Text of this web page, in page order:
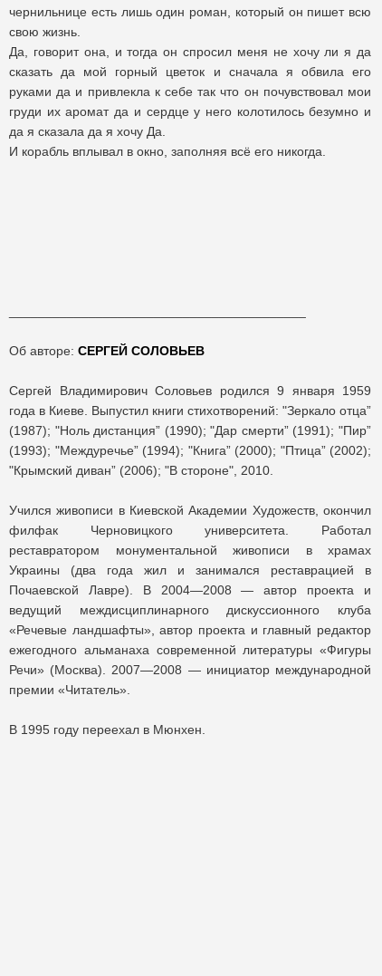
чернильнице есть лишь один роман, который он пишет всю
свою жизнь.
Да, говорит она, и тогда он спросил меня не хочу ли я да
сказать да мой горный цветок и сначала я обвила его
руками да и привлекла к себе так что он почувствовал мои
груди их аромат да и сердце у него колотилось безумно и
да я сказала да я хочу Да.
И корабль вплывал в окно, заполняя всё его никогда.
Об авторе: СЕРГЕЙ СОЛОВЬЕВ
Сергей Владимирович Соловьев родился 9 января 1959
года в Киеве. Выпустил книги стихотворений: "Зеркало отца”
(1987); "Ноль дистанция” (1990); "Дар смерти” (1991); "Пир”
(1993); "Междуречье” (1994); "Книга” (2000); "Птица” (2002);
"Крымский диван” (2006); "В стороне", 2010.
Учился живописи в Киевской Академии Художеств, окончил
филфак Черновицкого университета. Работал
реставратором монументальной живописи в храмах
Украины (два года жил и занимался реставрацией в
Почаевской Лавре). В 2004—2008 — автор проекта и
ведущий междисциплинарного дискуссионного клуба
«Речевые ландшафты», автор проекта и главный редактор
ежегодного альманаха современной литературы «Фигуры
Речи» (Москва). 2007—2008 — инициатор международной
премии «Читатель».
В 1995 году переехал в Мюнхен.